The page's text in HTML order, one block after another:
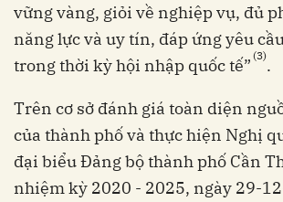
vững vàng, giỏi về nghiệp vụ, đủ
năng lực và uy tín, đáp ứng yêu
trong thời kỳ hội nhập quốc tế” (3).
Trên cơ sở đánh giá toàn diện
của thành phố và thực hiện Nghị
đại biểu Đảng bộ thành phố Cần
nhiệm kỳ 2020 - 2025, ngày 29-